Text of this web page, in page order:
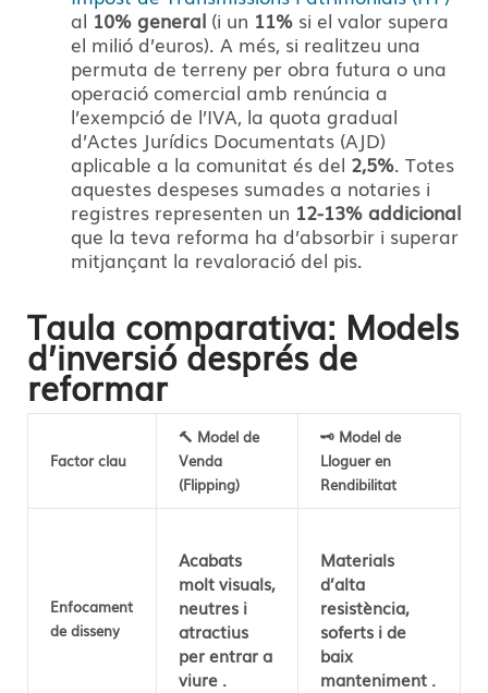
al 10% general (i un 11% si el valor supera
el milió d’euros). A més, si realitzeu una
permuta de terreny per obra futura o una
operació comercial amb renúncia a
l’exempció de l’IVA, la quota gradual
d’Actes Jurídics Documentats (AJD)
aplicable a la comunitat és del 2,5%. Totes
aquestes despeses sumades a notaries i
registres representen un 12-13% addicional
que la teva reforma ha d’absorbir i superar
mitjançant la revaloració del pis.
Taula comparativa: Models
d’inversió després de
reformar
Factor clau
🔨 Model de
Venda
(Flipping)
🗝️ Model de
Lloguer en
Rendibilitat
Enfocament
de disseny
Acabats
molt visuals,
neutres i
atractius
per entrar a
viure .
Materials
d’alta
resistència,
soferts i de
baix
manteniment .